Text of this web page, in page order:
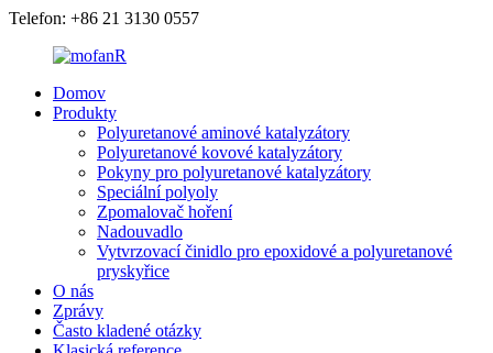
Telefon: +86 21 3130 0557
Domov
Produkty
Polyuretanové aminové katalyzátory
Polyuretanové kovové katalyzátory
Pokyny pro polyuretanové katalyzátory
Speciální polyoly
Zpomalovač hoření
Nadouvadlo
Vytvrzovací činidlo pro epoxidové a polyuretanové
pryskyřice
O nás
Zprávy
Často kladené otázky